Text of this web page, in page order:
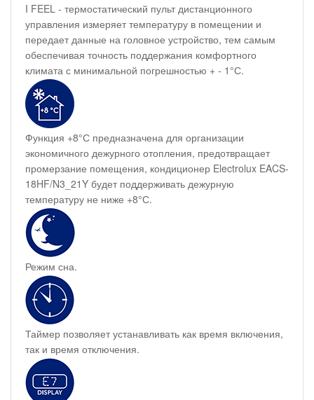
I FEEL - термостатический пульт дистанционного
управления измеряет температуру в помещении и
передает данные на головное устройство, тем самым
обеспечивая точность поддержания комфортного
климата с минимальной погрешностью + - 1°С.
Функция +8°С предназначена для организации
экономичного дежурного отопления, предотвращает
промерзание помещения, кондиционер Electrolux EACS-
18HF/N3_21Y будет поддерживать дежурную
температуру не ниже +8°С.
Режим сна.
Таймер позволяет устанавливать как время включения,
так и время отключения.